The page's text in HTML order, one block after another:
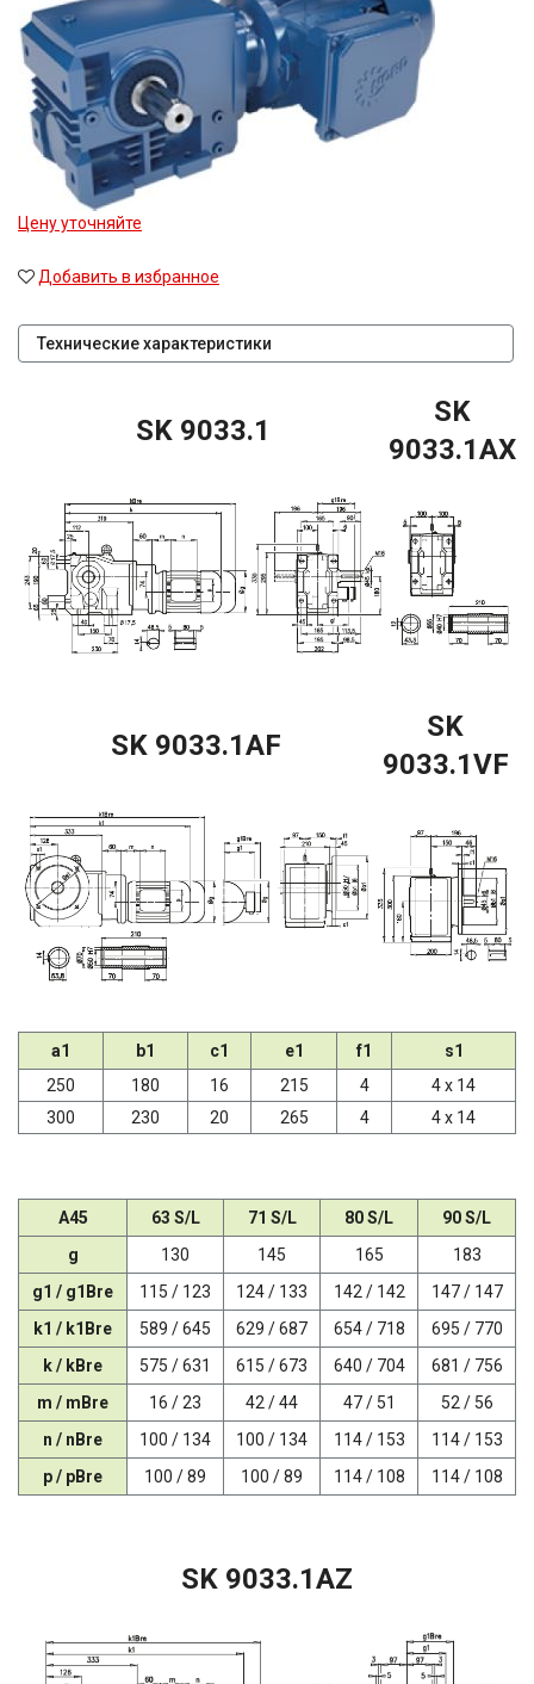
Цену уточняйте
Добавить в избранное
Технические характеристики
SK 9033.1
SK
9033.1AX
SK 9033.1AF
SK
9033.1VF
a1 b1 c1 e1 f1
s1
250
180 16 215 4
4 x 14
300
230 20 265 4 4 x 14
A45 63 S/L 71 S/L 80 S/L
90 S/L
g
130 145 165
183
g1 / g1Bre
115 / 123 124 / 133 142 / 142
147 / 147
k1 / k1Bre
589 / 645 629 / 687 654 / 718
695 / 770
k / kBre
575 / 631 615 / 673 640 / 704
681 / 756
m / mBre
16 / 23 42 / 44 47 / 51
52 / 56
n / nBre
100 / 134 100 / 134 114 / 153
114 / 153
p / pBre
100 / 89 100 / 89 114 / 108 114 / 108
SK 9033.1AZ